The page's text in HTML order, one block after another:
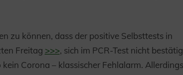
zu können, dass der positive Selbsttests in
Freitag >>>, sich im PCR-Test nicht
Corona – klassischer Fehlalarm. Allerdings